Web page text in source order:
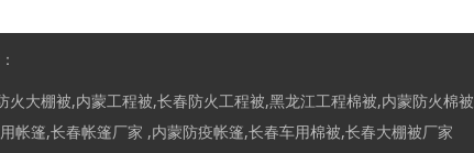
火大棚被,内蒙工程被,长春防火工程被,黑龙江工程棉被,内蒙防火棉被
帐篷,长春帐篷厂家 ,内蒙防疫帐篷,长春车用棉被,长春大棚被厂家